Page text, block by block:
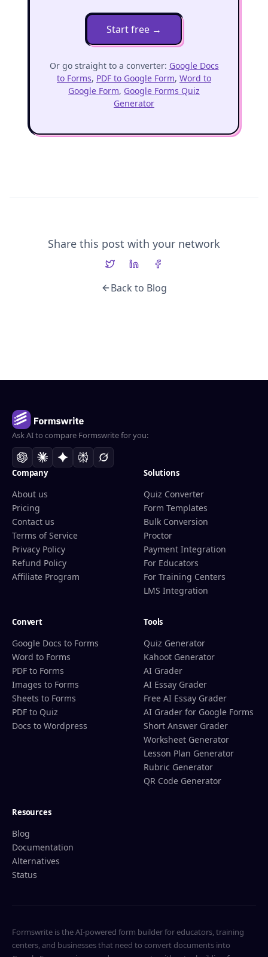
Start free →
Or go straight to a converter: Google Docs
to Forms, PDF to Google Form, Word to
Google Form, Google Forms Quiz
Generator
Share this post with your network
Back to Blog
Ask AI to compare Formswrite for you:
Company
About us
Pricing
Contact us
Terms of Service
Privacy Policy
Refund Policy
Affiliate Program
Solutions
Quiz Converter
Form Templates
Bulk Conversion
Proctor
Payment Integration
For Educators
For Training Centers
LMS Integration
Convert
Google Docs to Forms
Word to Forms
PDF to Forms
Images to Forms
Sheets to Forms
PDF to Quiz
Docs to Wordpress
Tools
Quiz Generator
Kahoot Generator
AI Grader
AI Essay Grader
Free AI Essay Grader
AI Grader for Google Forms
Short Answer Grader
Worksheet Generator
Lesson Plan Generator
Rubric Generator
QR Code Generator
Resources
Blog
Documentation
Alternatives
Status
Formswrite is the AI-powered form builder for educators, training
centers, and businesses that need to convert documents into